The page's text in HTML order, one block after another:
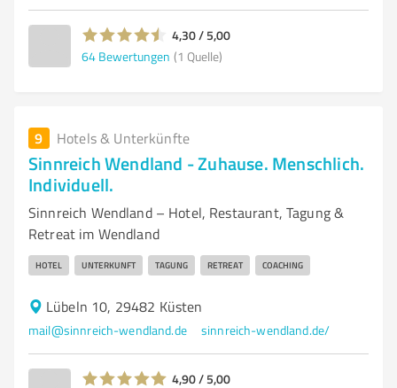
4,30 / 5,00
64 Bewertungen (1 Quelle)
9 Hotels & Unterkünfte
Sinnreich Wendland - Zuhause. Menschlich.
Individuell.
Sinnreich Wendland – Hotel, Restaurant, Tagung &
Retreat im Wendland
HOTEL UNTERKUNFT TAGUNG RETREAT COACHING
Lübeln 10, 29482 Küsten
mail@sinnreich-wendland.de sinnreich-wendland.de/
4,90 / 5,00